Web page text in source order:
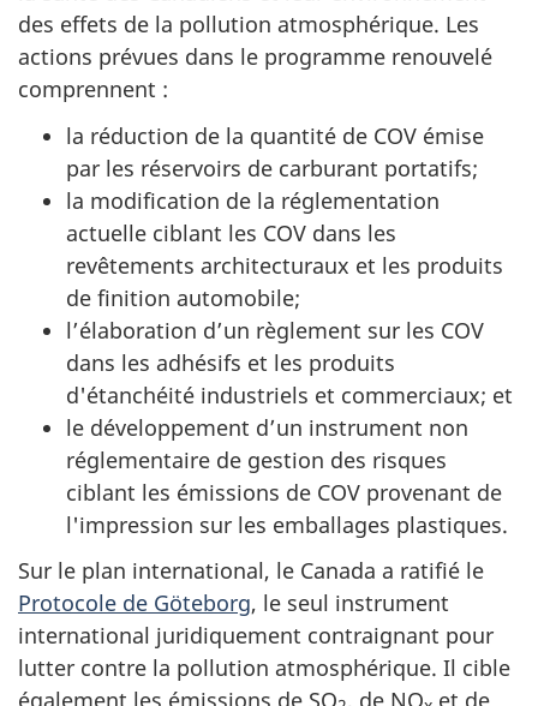
des effets de la pollution atmosphérique. Les
actions prévues dans le programme renouvelé
comprennent :
la réduction de la quantité de COV émise
par les réservoirs de carburant portatifs;
la modification de la réglementation
actuelle ciblant les COV dans les
revêtements architecturaux et les produits
de finition automobile;
l’élaboration d’un règlement sur les COV
dans les adhésifs et les produits
d'étanchéité industriels et commerciaux; et
le développement d’un instrument non
réglementaire de gestion des risques
ciblant les émissions de COV provenant de
l'impression sur les emballages plastiques.
Sur le plan international, le Canada a ratifié le
Protocole de Göteborg, le seul instrument
international juridiquement contraignant pour
lutter contre la pollution atmosphérique. Il cible
également les émissions de SO
, de NO et de